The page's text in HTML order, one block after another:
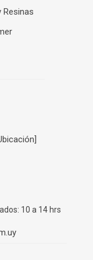
Resinas
10 a 14 hrs